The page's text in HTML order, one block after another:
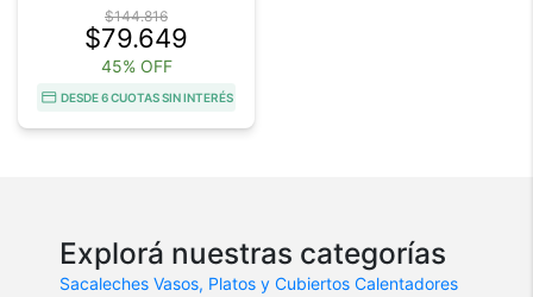
$144.816
$79.649
45% OFF
DESDE 6 CUOTAS SIN INTERÉS
Explorá nuestras categorías
Sacaleches Vasos, Platos y Cubiertos Calentadores